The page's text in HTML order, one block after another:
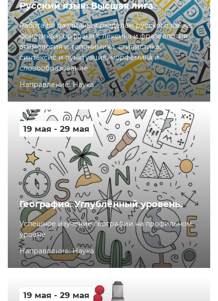
Русский язык: Высшая лига.
Работа по различным разделам русского языка:
фонетика и орфоэпия, лексика и фразеология,
этимология и топонимика, стилистика,
синтаксис и пунктуация, морфемика и
словообразование
Направление: Наука
19 мая - 29 мая
География. Углублённый уровень.
Успешное изучение географии на профильном
уровне
Направление: Наука
19 мая - 29 мая